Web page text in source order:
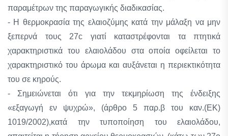
παραμέτρων της παραγωγικής διαδικασίας.
- Η θερμοκρασία της ελαιοζύμης κατά την μάλαξη να μην
ξεπερνά τους 27c γιατί καταστρέφονται τα πτητικά
χαρακτηριστικά του ελαιολάδου στα οποία οφείλεται το
χαρακτηριστικό του άρωμα και αυξάνεται η περιεκτικότητα
του σε κηρούς.
- Σημειώνεται ότι για την τεκμηρίωση της ένδειξης
«εξαγωγή εν ψυχρώ», (άρθρο 5 παρ.β του καν.(ΕΚ)
1019/2002),κατά την τυποποίηση του ελαιολάδου,